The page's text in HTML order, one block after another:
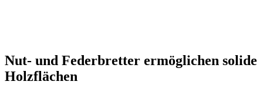
Nut- und Federbretter ermöglichen solide
Holzflächen